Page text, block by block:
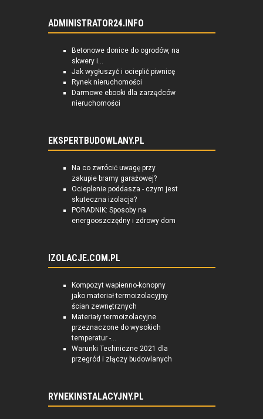
ADMINISTRATOR24.INFO
Betonowe donice do ogrodów, na
skwery i...
Jak wygłuszyć i ocieplić piwnicę
Rynek nieruchomości
Darmowe ebooki dla zarządców
nieruchomości
EKSPERTBUDOWLANY.PL
Na co zwrócić uwagę przy
zakupie bramy garażowej?
Ocieplenie poddasza - czym jest
skuteczna izolacja?
PORADNIK: Sposoby na
energooszczędny i zdrowy dom
IZOLACJE.COM.PL
Kompozyt wapienno-konopny
jako materiał termoizolacyjny
ścian zewnętrznych
Materiały termoizolacyjne
przeznaczone do wysokich
temperatur -...
Warunki Techniczne 2021 dla
przegród i złączy budowlanych
RYNEKINSTALACYJNY.PL